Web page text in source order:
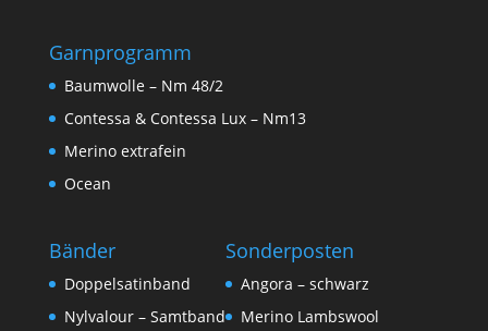
Garnprogramm
Baumwolle – Nm 48/2
Contessa & Contessa Lux – Nm13
Merino extrafein
Ocean
Bänder
Doppelsatinband
Nylvalour – Samtband
Sonderposten
Angora – schwarz
Merino Lambswool